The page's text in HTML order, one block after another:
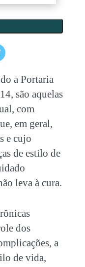
a Portaria
são aquelas
com
em geral,
e cujo
de estilo de
leva à cura.
dos
a
de vida,